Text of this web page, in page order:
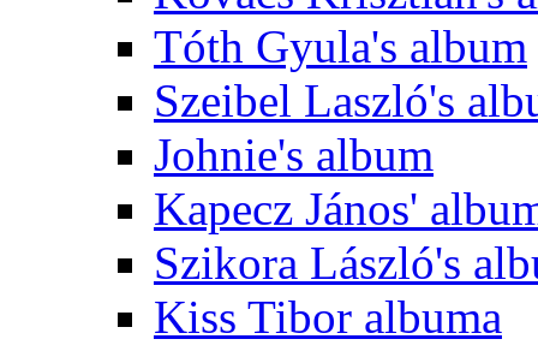
Tóth Gyula's album
Szeibel Laszló's
Johnie's album
Kapecz János'
Szikora László's
Kiss Tibor albuma